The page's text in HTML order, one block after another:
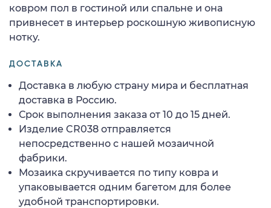
ковром пол в гостиной или спальне и она
привнесет в интерьер роскошную живописную
нотку.
ДОСТАВКА
Доставка в любую страну мира и бесплатная
доставка в Россию.
Срок выполнения заказа от 10 до 15 дней.
Изделие CR038 отправляется
непосредственно с нашей мозаичной
фабрики.
Мозаика скручивается по типу ковра и
упаковывается одним багетом для более
удобной транспортировки.